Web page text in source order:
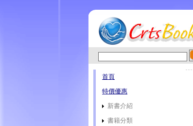
首頁
特價優惠
新書介紹
書籍分類